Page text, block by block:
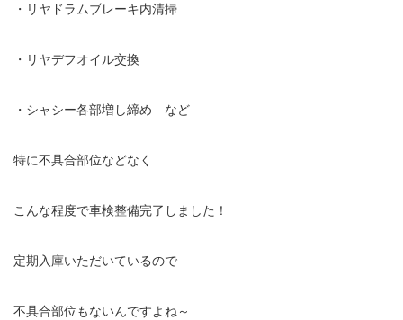
・リヤドラムブレーキ内清掃
・リヤデフオイル交換
・シャシー各部増し締め など
特に不具合部位などなく
こんな程度で車検整備完了しました！
定期入庫いただいているので
不具合部位もないんですよね～